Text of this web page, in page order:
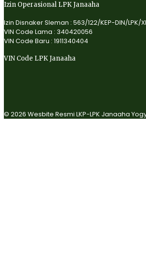
Izin Operasional LPK Janaaha
Izin Disnaker Sleman : 563/122/KEP-DIN/LPK/
VIN Code Lama : 340420056
VIN Code Baru : 1911340404
VIN Code LPK Janaaha
© 2026 Wesbite Resmi LKP-LPK Janaaha